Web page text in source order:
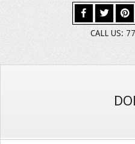
CALL US: